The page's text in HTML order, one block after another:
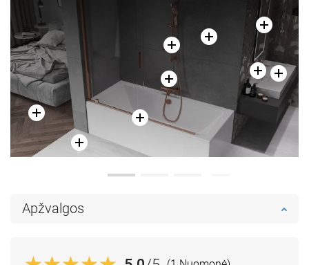
Apžvalgos